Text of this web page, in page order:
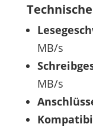
MB/s
MB/s